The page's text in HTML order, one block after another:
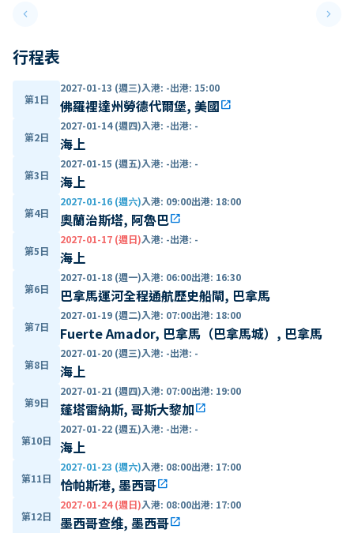
keyboard_arrow_leftPrevious slide keyboard_arrow_right
行程表
第1日
2027-01-13 (週三)入港: -出港: 15:00
佛羅裡達州勞德代爾堡, 美國open_in_new
第2日
2027-01-14 (週四)入港: -出港: -
海上
第3日
2027-01-15 (週五)入港: -出港: -
海上
第4日
2027-01-16 (週六)入港: 09:00出港: 18:00
奧蘭治斯塔, 阿魯巴open_in_new
第5日
2027-01-17 (週日)入港: -出港: -
海上
第6日
2027-01-18 (週一)入港: 06:00出港: 16:30
巴拿馬運河全程通航歷史船閘, 巴拿馬
第7日
2027-01-19 (週二)入港: 07:00出港: 18:00
Fuerte Amador, 巴拿馬（巴拿馬城）, 巴拿馬
第8日
2027-01-20 (週三)入港: -出港: -
海上
第9日
2027-01-21 (週四)入港: 07:00出港: 19:00
蓬塔雷納斯, 哥斯大黎加open_in_new
第10日
2027-01-22 (週五)入港: -出港: -
海上
第11日
2027-01-23 (週六)入港: 08:00出港: 17:00
恰帕斯港, 墨西哥open_in_new
第12日
2027-01-24 (週日)入港: 08:00出港: 17:00
墨西哥查维, 墨西哥open_in_new